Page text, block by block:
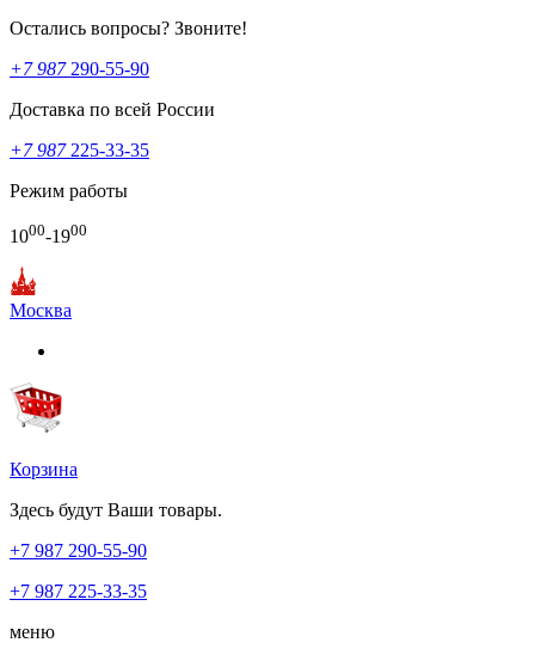
Остались вопросы? Звоните!
+7 987290-55-90
Доставка по всей России
+7 987225-33-35
Режим работы
1000-1900
Москва
Корзина
Здесь будут Ваши товары.
+7 987 290-55-90
+7 987 225-33-35
меню